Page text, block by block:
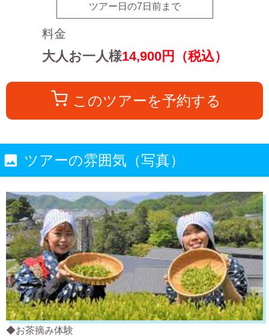
ツアー日の7 日前まで
料金
大人お一人様14,900円（税込）
このツアーを予約する
ツアーの雰囲気（写真）
◆お茶摘み体験